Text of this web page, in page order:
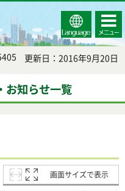
Select
Language
コンテ
ンツメ
ニュー
更新日：2016年9月20日
お知らせ一覧
画面サイズで表示